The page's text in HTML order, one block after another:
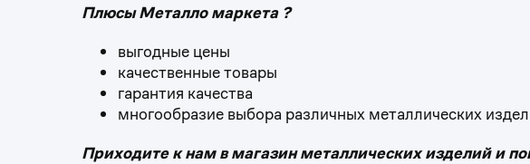
Плюсы Металло маркета ?
выгодные цены
качественные товары
гарантия качества
многообразие выбора различных металлических
Приходите к нам в магазин металлических изделий и